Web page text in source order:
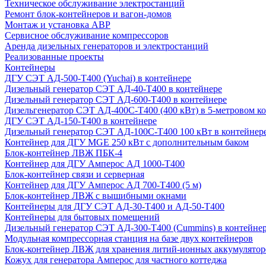
Техническое обслуживание электростанций
Ремонт блок-контейнеров и вагон-домов
Монтаж и установка АВР
Сервисное обслуживание компрессоров
Аренда дизельных генераторов и электростанций
Реализованные проекты
Контейнеры
ДГУ СЭТ АД-500-Т400 (Yuchai) в контейнере
Дизельный генератор СЭТ АД-40-Т400 в контейнере
Дизельный генератор СЭТ АД-600-Т400 в контейнере
Дизельгенератор СЭТ АД-400С-Т400 (400 кВт) в 5-метровом
ДГУ СЭТ АД-150-Т400 в контейнере
Дизельный генератор СЭТ АД-100С-Т400 100 кВт в
Контейнер для ДГУ MGE 250 кВт с дополнительным баком
Блок-контейнер ЛВЖ ПБК-4
Контейнер для ДГУ Амперос АД 1000-Т400
Блок-контейнер связи и серверная
Контейнер для ДГУ Амперос АД 700-Т400 (5 м)
Блок-контейнер ЛВЖ с вышибными окнами
Контейнеры для ДГУ СЭТ АД-30-Т400 и АД-50-Т400
Контейнеры для бытовых помещений
Дизельный генератор СЭТ АД-300-Т400 (Cummins) в
Модульная компрессорная станция на базе двух контейнеров
Блок-контейнер ЛВЖ для хранения литий-ионных
Кожух для генератора Амперос для частного коттеджа